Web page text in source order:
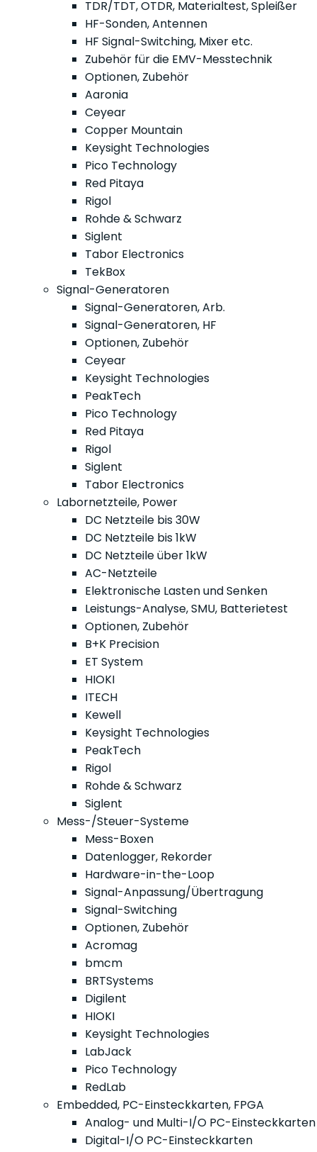
TDR/TDT, OTDR, Materialtest, Spleißer
HF-Sonden, Antennen
HF Signal-Switching, Mixer etc.
Zubehör für die EMV-Messtechnik
Optionen, Zubehör
Aaronia
Ceyear
Copper Mountain
Keysight Technologies
Pico Technology
Red Pitaya
Rigol
Rohde & Schwarz
Siglent
Tabor Electronics
TekBox
Signal-Generatoren
Signal-Generatoren, Arb.
Signal-Generatoren, HF
Optionen, Zubehör
Ceyear
Keysight Technologies
PeakTech
Pico Technology
Red Pitaya
Rigol
Siglent
Tabor Electronics
Labornetzteile, Power
DC Netzteile bis 30W
DC Netzteile bis 1kW
DC Netzteile über 1kW
AC-Netzteile
Elektronische Lasten und Senken
Leistungs-Analyse, SMU, Batterietest
Optionen, Zubehör
B+K Precision
ET System
HIOKI
ITECH
Kewell
Keysight Technologies
PeakTech
Rigol
Rohde & Schwarz
Siglent
Mess-/Steuer-Systeme
Mess-Boxen
Datenlogger, Rekorder
Hardware-in-the-Loop
Signal-Anpassung/Übertragung
Signal-Switching
Optionen, Zubehör
Acromag
bmcm
BRTSystems
Digilent
HIOKI
Keysight Technologies
LabJack
Pico Technology
RedLab
Embedded, PC-Einsteckkarten, FPGA
Analog- und Multi-I/O PC-Einsteckkarten
Digital-I/O PC-Einsteckkarten